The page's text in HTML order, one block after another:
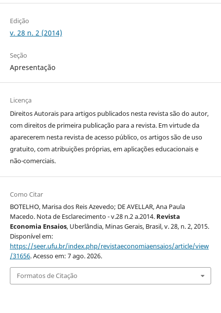
Edição
v. 28 n. 2 (2014)
Seção
Apresentação
Licença
Direitos Autorais para artigos publicados nesta revista são do autor,
com direitos de primeira publicação para a revista. Em virtude da
aparecerem nesta revista de acesso público, os artigos são de uso
gratuito, com atribuições próprias, em aplicações educacionais e
não-comerciais.
Como Citar
BOTELHO, Marisa dos Reis Azevedo; DE AVELLAR, Ana Paula
Macedo. Nota de Esclarecimento - v.28 n.2 a.2014. Revista
Economia Ensaios, Uberlândia, Minas Gerais, Brasil, v. 28, n. 2, 2015.
Disponível em:
https://seer.ufu.br/index.php/revistaeconomiaensaios/article/view
/31656. Acesso em: 7 ago. 2026.
Formatos de Citação